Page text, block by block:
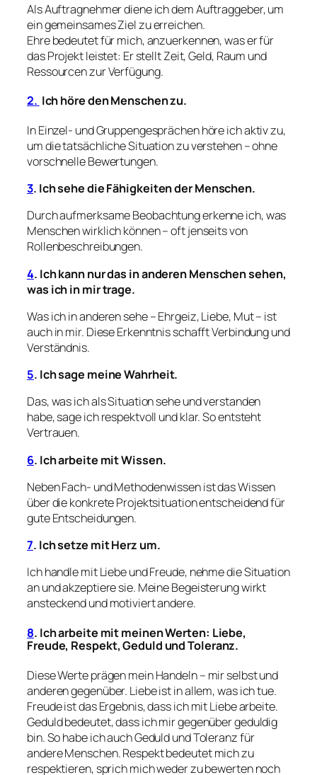
Als Auftragnehmer diene ich dem Auftraggeber, um
ein gemeinsames Ziel zu erreichen.
Ehre bedeutet für mich, anzuerkennen, was er für
das Projekt leistet: Er stellt Zeit, Geld, Raum und
Ressourcen zur Verfügung.
2. Ich höre den Menschen zu.
In Einzel- und Gruppengesprächen höre ich aktiv zu,
um die tatsächliche Situation zu verstehen – ohne
vorschnelle Bewertungen.
3. Ich sehe die Fähigkeiten der Menschen.
Durch aufmerksame Beobachtung erkenne ich, was
Menschen wirklich können – oft jenseits von
Rollenbeschreibungen.
4. Ich kann nur das in anderen Menschen sehen,
was ich in mir trage.
Was ich in anderen sehe – Ehrgeiz, Liebe, Mut – ist
auch in mir. Diese Erkenntnis schafft Verbindung und
Verständnis.
5. Ich sage meine Wahrheit.
Das, was ich als Situation sehe und verstanden
habe, sage ich respektvoll und klar. So entsteht
Vertrauen.
6. Ich arbeite mit Wissen.
Neben Fach- und Methodenwissen ist das Wissen
über die konkrete Projektsituation entscheidend für
gute Entscheidungen.
7. Ich setze mit Herz um.
Ich handle mit Liebe und Freude, nehme die Situation
an und akzeptiere sie. Meine Begeisterung wirkt
ansteckend und motiviert andere.
8. Ich arbeite mit meinen Werten: Liebe,
Freude, Respekt, Geduld und Toleranz.
Diese Werte prägen mein Handeln – mir selbst und
anderen gegenüber. Liebe ist in allem, was ich tue.
Freude ist das Ergebnis, dass ich mit Liebe arbeite.
Geduld bedeutet, dass ich mir gegenüber geduldig
bin. So habe ich auch Geduld und Toleranz für
andere Menschen. Respekt bedeutet mich zu
respektieren, sprich mich weder zu bewerten noch